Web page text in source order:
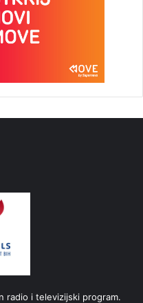
radio i televizijski program.